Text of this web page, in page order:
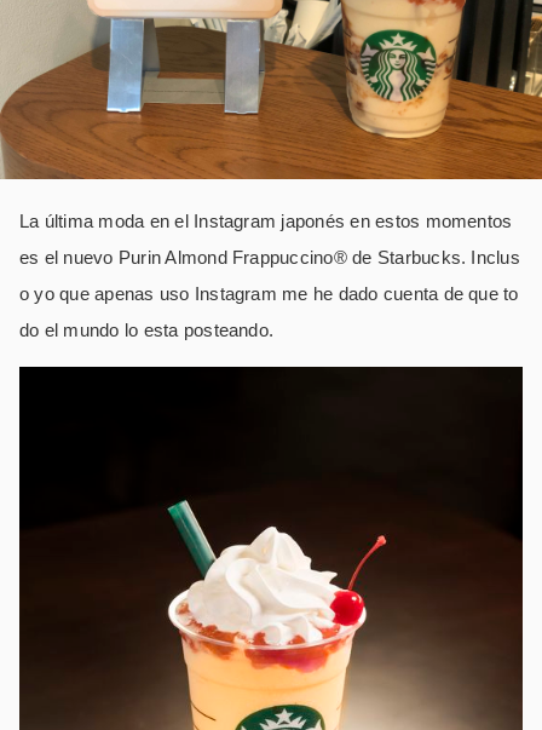
La última moda en el Instagram japonés en estos momentos
es el nuevo Purin Almond Frappuccino® de Starbucks. Inclus
o yo que apenas uso Instagram me he dado cuenta de que to
do el mundo lo esta posteando.